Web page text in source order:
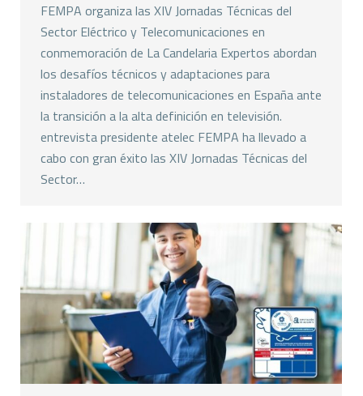
FEMPA organiza las XIV Jornadas Técnicas del
Sector Eléctrico y Telecomunicaciones en
conmemoración de La Candelaria Expertos abordan
los desafíos técnicos y adaptaciones para
instaladores de telecomunicaciones en España ante
la transición a la alta definición en televisión.
entrevista presidente atelec FEMPA ha llevado a
cabo con gran éxito las XIV Jornadas Técnicas del
Sector…